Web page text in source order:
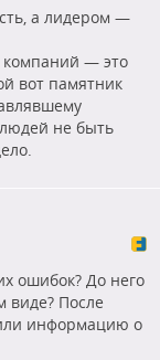
а лидером —
компаний — это
вот памятник
не быть
ошибок? До него
виде? После
информацию о